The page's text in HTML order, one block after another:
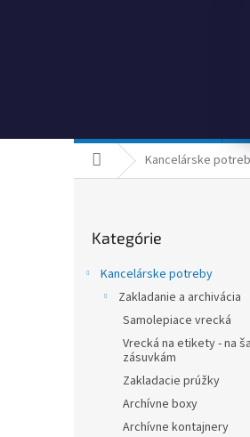
DomovKancelárske
kategórie
Kategórie
Kancelárske potreby
Zakladanie a archivácia
Samolepiace vrecká
Vrecká na etikety - na
zásuvkám
Zakladacie prúžky
Archívne boxy
Archívne kontajnery